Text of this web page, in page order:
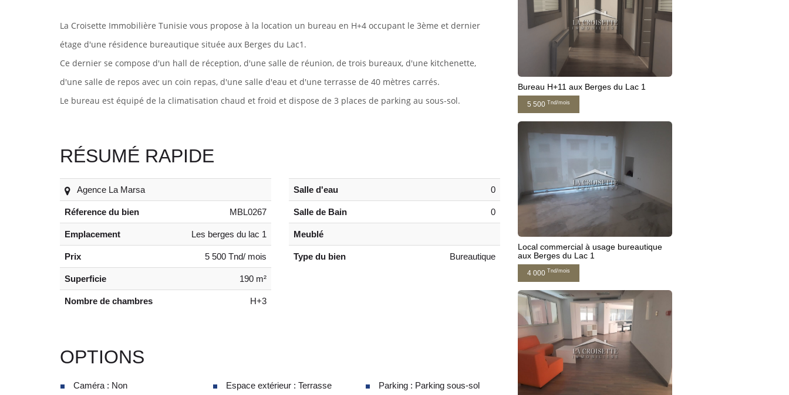
La Croisette Immobilière Tunisie vous propose à la location un bureau en H+4 occupant le 3ème et dernier
étage d'une résidence bureautique située aux Berges du Lac1.
Ce dernier se compose d'un hall de réception, d'une salle de réunion, de trois bureaux, d'une kitchenette,
d'une salle de repos avec un coin repas, d'une salle d'eau et d'une terrasse de 40 mètres carrés.
Le bureau est équipé de la climatisation chaud et froid et dispose de 3 places de parking au sous-sol.
RÉSUMÉ RAPIDE
Agence La Marsa
Réference du bien MBL0267
Emplacement Les berges du lac 1
Prix 5 500 Tnd/ mois
Superficie 190 m²
Nombre de chambres H+3
Salle d'eau 0
Salle de Bain 0
Meublé
Type du bien Bureautique
OPTIONS
Caméra : Non Espace extérieur : Terrasse Parking : Parking sous-sol
Bureau H+11 aux Berges du Lac 1
5 500 Tnd/mois
Local commercial à usage bureautique
aux Berges du Lac 1
4 000 Tnd/mois